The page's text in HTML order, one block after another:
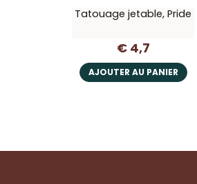
Tatouage jetable, Pride
€ 4,7
AJOUTER AU PANIER